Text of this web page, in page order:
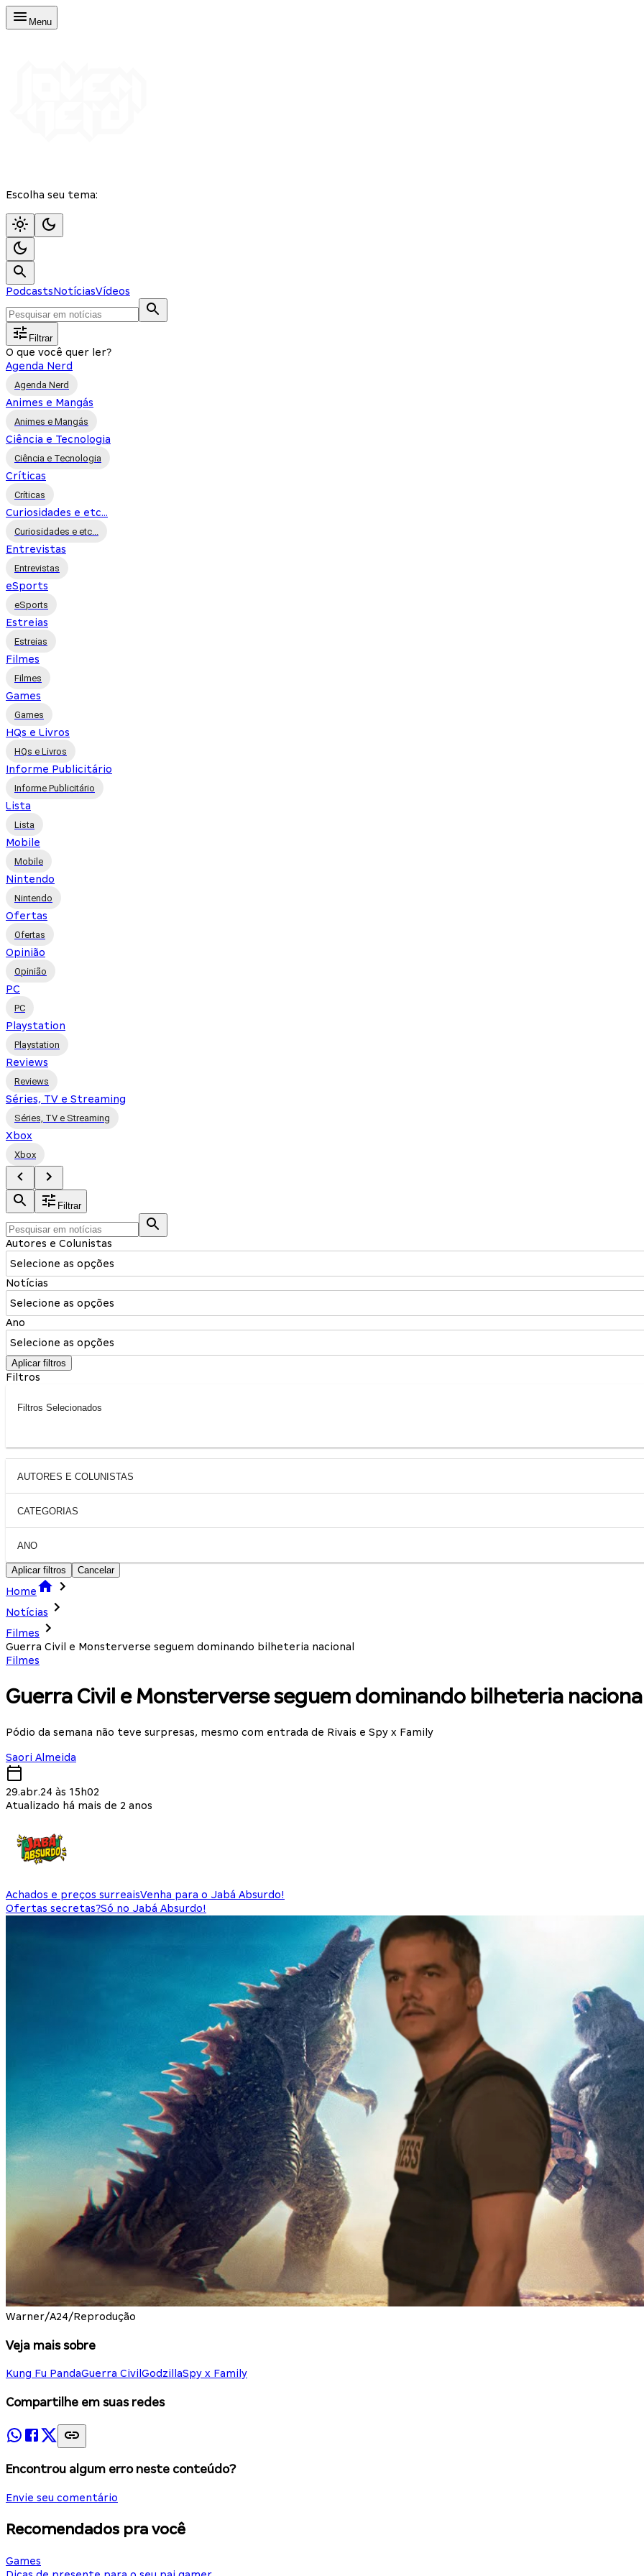
Menu
Escolha seu tema:
PodcastsNotíciasVídeos
Filtrar
O que você quer ler?
Agenda Nerd
Agenda Nerd
Animes e Mangás
Animes e Mangás
Ciência e Tecnologia
Ciência e Tecnologia
Críticas
Críticas
Curiosidades e etc...
Curiosidades e etc...
Entrevistas
Entrevistas
eSports
eSports
Estreias
Estreias
Filmes
Filmes
Games
Games
HQs e Livros
HQs e Livros
Informe Publicitário
Informe Publicitário
Lista
Lista
Mobile
Mobile
Nintendo
Nintendo
Ofertas
Ofertas
Opinião
Opinião
PC
PC
Playstation
Playstation
Reviews
Reviews
Séries, TV e Streaming
Séries, TV e Streaming
Xbox
Xbox
Filtrar
Autores e Colunistas
Selecione as opções
Notícias
Selecione as opções
Ano
Selecione as opções
Aplicar filtros
Filtros
Filtros Selecionados
AUTORES E COLUNISTAS
CATEGORIAS
ANO
Aplicar filtros Cancelar
Home
Notícias
Filmes
Guerra Civil e Monsterverse seguem dominando bilheteria nacional
Filmes
Guerra Civil e Monsterverse seguem dominando bilheteria
Pódio da semana não teve surpresas, mesmo com entrada de Rivais e Spy x Family
Saori Almeida
29.abr.24 às 15h02
Atualizado há mais de 2 anos
Achados e preços surreaisVenha para o Jabá Absurdo!
Ofertas secretas?Só no Jabá Absurdo!
Warner/A24/Reprodução
Veja mais sobre
Kung Fu PandaGuerra Civil GodzillaSpy x Family
Compartilhe em suas redes
Encontrou algum erro neste conteúdo?
Envie seu comentário
Recomendados pra você
Games